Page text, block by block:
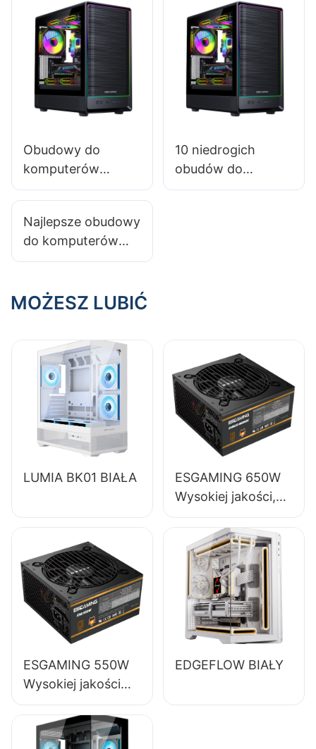
rozmiarze
gier: samouczek
krok po kroku​
Obudowy do
komputerów
gamingowych
ze szkła
hartowanego są
warte inwestycji?
10 niedrogich
obudów do
komputerów
Najlepsze obudowy
do komputerów
gamingowych dla
efektywność
MOŻESZ LUBIĆ
LUMIA BK01 BIAŁA
ESGAMING 650W
Wysokiej jakości,
85% sprawności,
pełnomodułowy
zasilacz do
komputerów
stacjonarnych 80+
Bronze ESB650W
ESGAMING 550W
Wysokiej jakości
zasilacz do
komputerów
stacjonarnych o
EDGEFLOW BIAŁY